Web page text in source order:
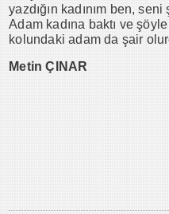
yazdığın kadınım ben,
Adam kadına baktı ve
kolundaki adam da şair
Metin ÇINAR